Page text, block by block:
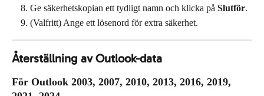
Ge säkerhetskopian ett tydligt namn och klicka på Slutför.
(Valfritt) Ange ett lösenord för extra säkerhet.
Återställning av Outlook-data
För Outlook 2003, 2007, 2010, 2013, 2016, 2019,